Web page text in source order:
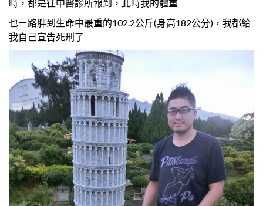
時，都是往中醫診所報到，此時我的體重
也ㄧ路胖到生命中最重的102.2公斤(身高182公分)，我都給
我自己宣告死刑了